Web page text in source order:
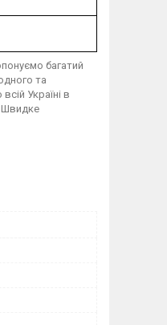
багатий
та
Україні в
Швидке